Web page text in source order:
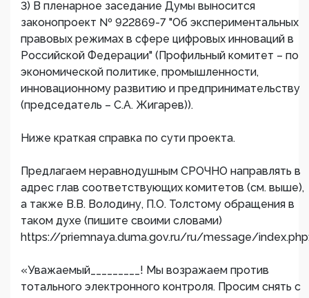
3) В пленарное заседание Думы выносится
законопроект № 922869-7 "Об экспериментальных
правовых режимах в сфере цифровых инноваций в
Российской Федерации" (Профильный комитет – по
экономической политике, промышленности,
инновационному развитию и предпринимательству
(председатель – С.А. Жигарев)).
Ниже краткая справка по сути проекта.
Предлагаем неравнодушным СРОЧНО направлять в
адрес глав соответствующих комитетов (см. выше),
а также В.В. Володину, П.О. Толстому обращения в
таком духе (пишите своими словами)
https://priemnaya.duma.gov.ru/ru/message/
«Уважаемый_________! Мы возражаем против
тотального электронного контроля. Просим снять с